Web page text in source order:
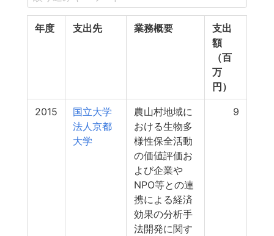
年度 支出先 業務概要
支出
額
（百
万
円）
2015
国立大学
法人京都
大学
農山村地域に
おける生物多
様性保全活動
の価値評価お
よび企業や
NPO等との連
携による経済
効果の分析手
法開発に関す
9